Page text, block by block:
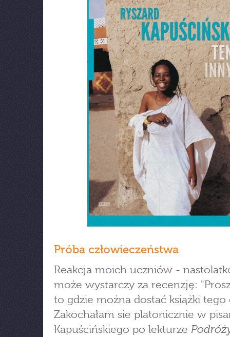
Próba człowieczeństwa
Reakcja moich uczniów -
może wystarczy za recenzję:
to gdzie można dostać książki tego
Zakochałam sie platonicznie w
Kapuścińskiego po lekturze